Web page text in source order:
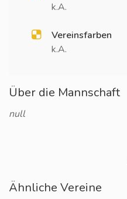
k.A.
Vereinsfarben
k.A.
Über die Mannschaft
null
Ähnliche Vereine